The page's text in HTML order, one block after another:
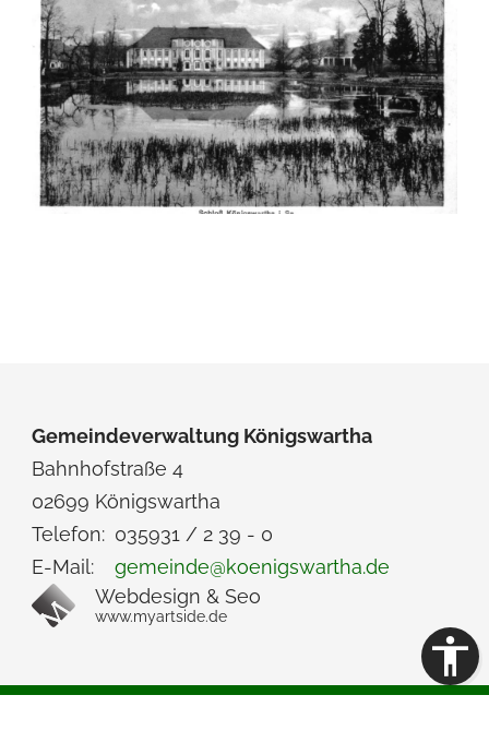
Gemeindeverwaltung Königswartha
Bahnhofstraße 4
02699 Königswartha
Telefon: 035931 / 2 39 - 0
E-Mail:
gemeinde@koenigswartha.de
Webdesign & Seo
www.myartside.de